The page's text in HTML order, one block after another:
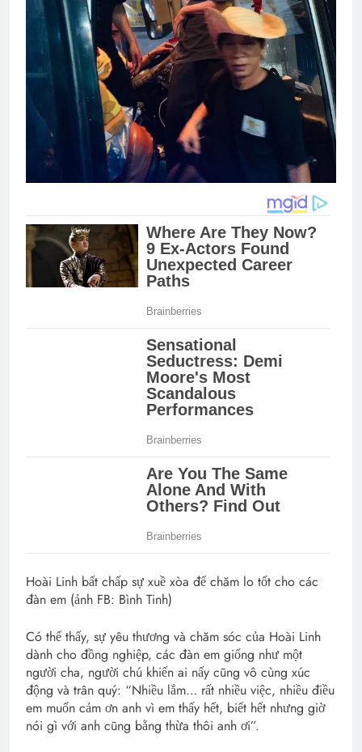
Hoài Linh bất chấp sự xuề xòa để chăm lo tốt cho các
đàn em (ảnh FB: Bình Tinh)
Có thể thấy, sự yêu thương và chăm sóc của Hoài Linh
dành cho đồng nghiệp, các đàn em giống như một
người cha, người chú khiến ai nấy cũng vô cùng xúc
động và trân quý: “Nhiều lắm… rất nhiều việc, nhiều điều
em muốn cảm ơn anh vì em thấy hết, biết hết nhưng giờ
nói gì với anh cũng bằng thừa thôi anh ơi”.